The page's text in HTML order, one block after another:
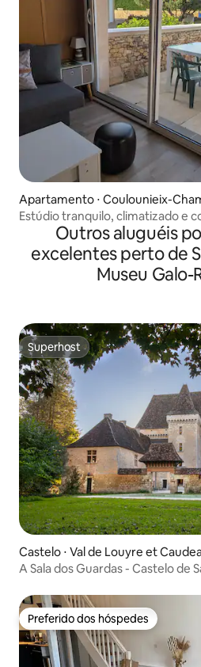
Apartamento ⋅ Coulounieix-
Estúdio tranquilo, climatizado e
Outros aluguéis
excelentes perto de
Museu Galo-
Superhost
Superhost
Castelo ⋅ Val de Louyre et
A Sala dos Guardas - Castelo de
Preferido dos hóspedes
Preferido dos hóspedes